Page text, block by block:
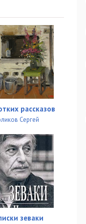
15:17
16:16
15:05
15:03
15:46
17:14
14:44
рассказов
Сергей
зеваки